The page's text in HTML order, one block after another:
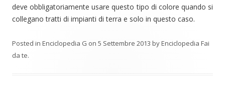
deve obbligatoriamente usare questo tipo di colore quando si
collegano tratti di impianti di terra e solo in questo caso.
Posted in Enciclopedia G on 5 Settembre 2013 byEnciclopedia Fai
da te.